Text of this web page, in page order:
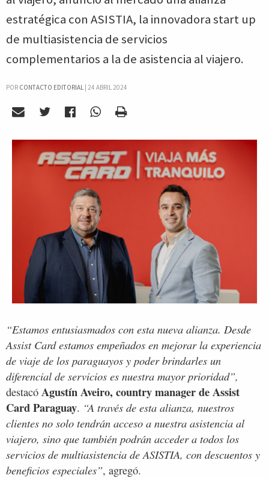
estratégica con ASISTIA, la innovadora start up
de multiasistencia de servicios
complementarios a la de asistencia al viajero.
POR CONTACTO EDITORIAL| 24 ABRIL 2024
“Estamos entusiasmados con esta nueva alianza. Desde
Assist Card estamos empeñados en mejorar la experiencia
de viaje de los paraguayos y poder brindarles un
diferencial de servicios es nuestra mayor prioridad”,
destacó Agustín Aveiro, country manager de Assist
Card Paraguay. “A través de esta alianza, nuestros
clientes no solo tendrán acceso a nuestra asistencia al
viajero, sino que también podrán acceder a todos los
servicios de multiasistencia de ASISTIA, con descuentos y
beneficios especiales”, agregó.